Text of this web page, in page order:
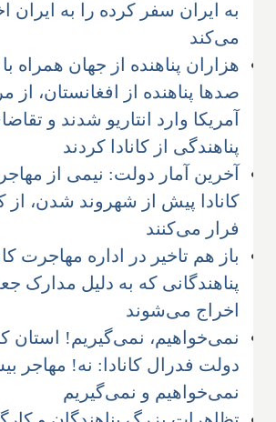
به ایران سفر کرده را به ایران
می‌کند
هزاران پناهنده از جهان همراه با
صدها پناهنده از افغانستان، از
آمریکا وارد انتاریو شدند و
پناهندگی از کانادا کردند
آخرین آمار دولت: نیمی از
کانادا پیش از شهروند شدن، از
فرار می‌کنند
باز هم تاخیر در اداره مهاجرت
پناهندگانی که به دلیل مدارک
اخراج می‌شوند
نمی‌خواهیم، نمی‌گیریم! استان
دولت فدرال کانادا: نه! مهاجر
نمی‌خواهیم و نمی‌گیریم